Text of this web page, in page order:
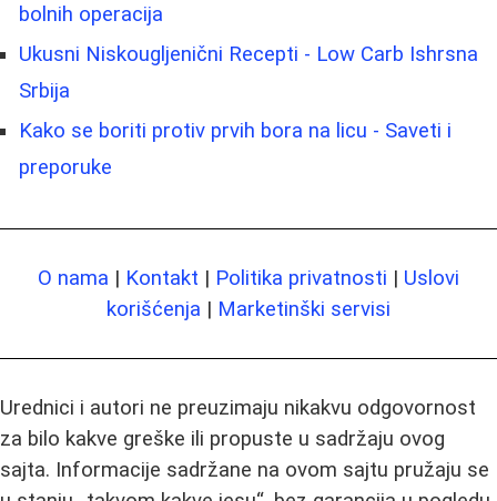
bolnih operacija
Ukusni Niskougljenični Recepti - Low Carb Ishrsna
Srbija
Kako se boriti protiv prvih bora na licu - Saveti i
preporuke
O nama | Kontakt | Politika privatnosti | Uslovi
korišćenja | Marketinški servisi
Urednici i autori ne preuzimaju nikakvu odgovornost
za bilo kakve greške ili propuste u sadržaju ovog
sajta. Informacije sadržane na ovom sajtu pružaju se